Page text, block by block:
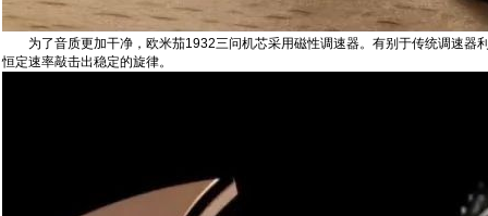
为了音质更加干净，欧米茄1932三问机芯采用磁性调速器。有别于传统调速器
恒定速率敲击出稳定的旋律。